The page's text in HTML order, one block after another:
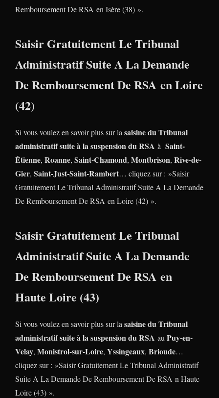
Remboursement De RSA en Isère (38) ».
Saisir Gratuitement Le Tribunal
Administratif Suite A La Demande
De Remboursement De RSA en Loire
(42)
Si vous voulez en savoir plus sur la saisine du Tribunal
administratif suite à la suspension du RSA à Saint-
Étienne, Roanne, Saint-Chamond, Montbrison, Rive-de-
Gier, Saint-Just-Saint-Rambert… cliquez sur : »Saisir
Gratuitement Le Tribunal Administratif Suite A La Demande
De Remboursement De RSA en Loire (42) ».
Saisir Gratuitement Le Tribunal
Administratif Suite A La Demande
De Remboursement De RSA en
Haute Loire (43)
Si vous voulez en savoir plus sur la saisine du Tribunal
administratif suite à la suspension du RSA au Puy-en-
Velay, Monistrol-sur-Loire, Yssingeaux, Brioude…
cliquez sur : »Saisir Gratuitement Le Tribunal Administratif
Suite A La Demande De Remboursement De RSA n Haute
Loire (43) ».